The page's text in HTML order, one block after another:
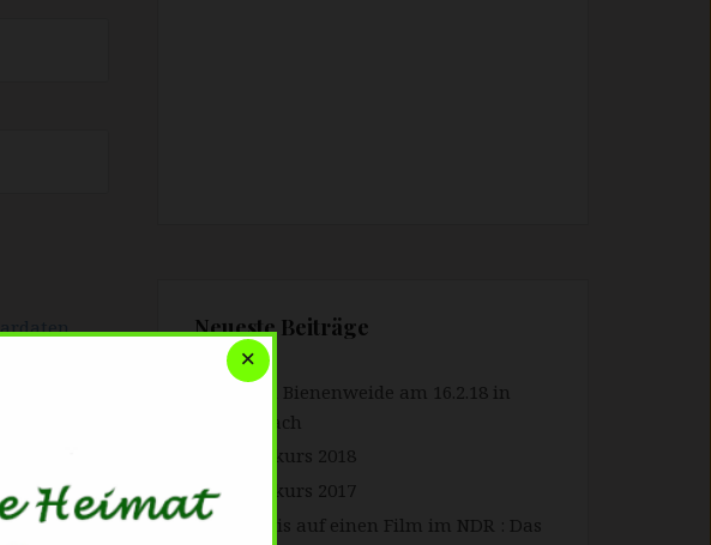
Neueste Beiträge
Forum Bienenweide am 16.2.18 in
Gengenbach
Imkerkurs 2018
Imkerkurs 2017
Hinweis auf einen Film im NDR : Das
×